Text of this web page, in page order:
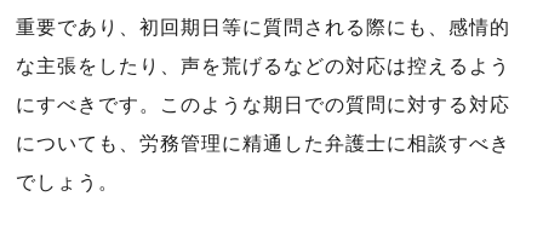
重要であり、初回期日等に質問される際にも、感情的
な主張をしたり、声を荒げるなどの対応は控えるよう
にすべきです。このような期日での質問に対する対応
についても、労務管理に精通した弁護士に相談すべき
でしょう。